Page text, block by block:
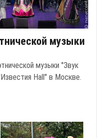
музыки
музыки "Звук
Hall" в Москве.